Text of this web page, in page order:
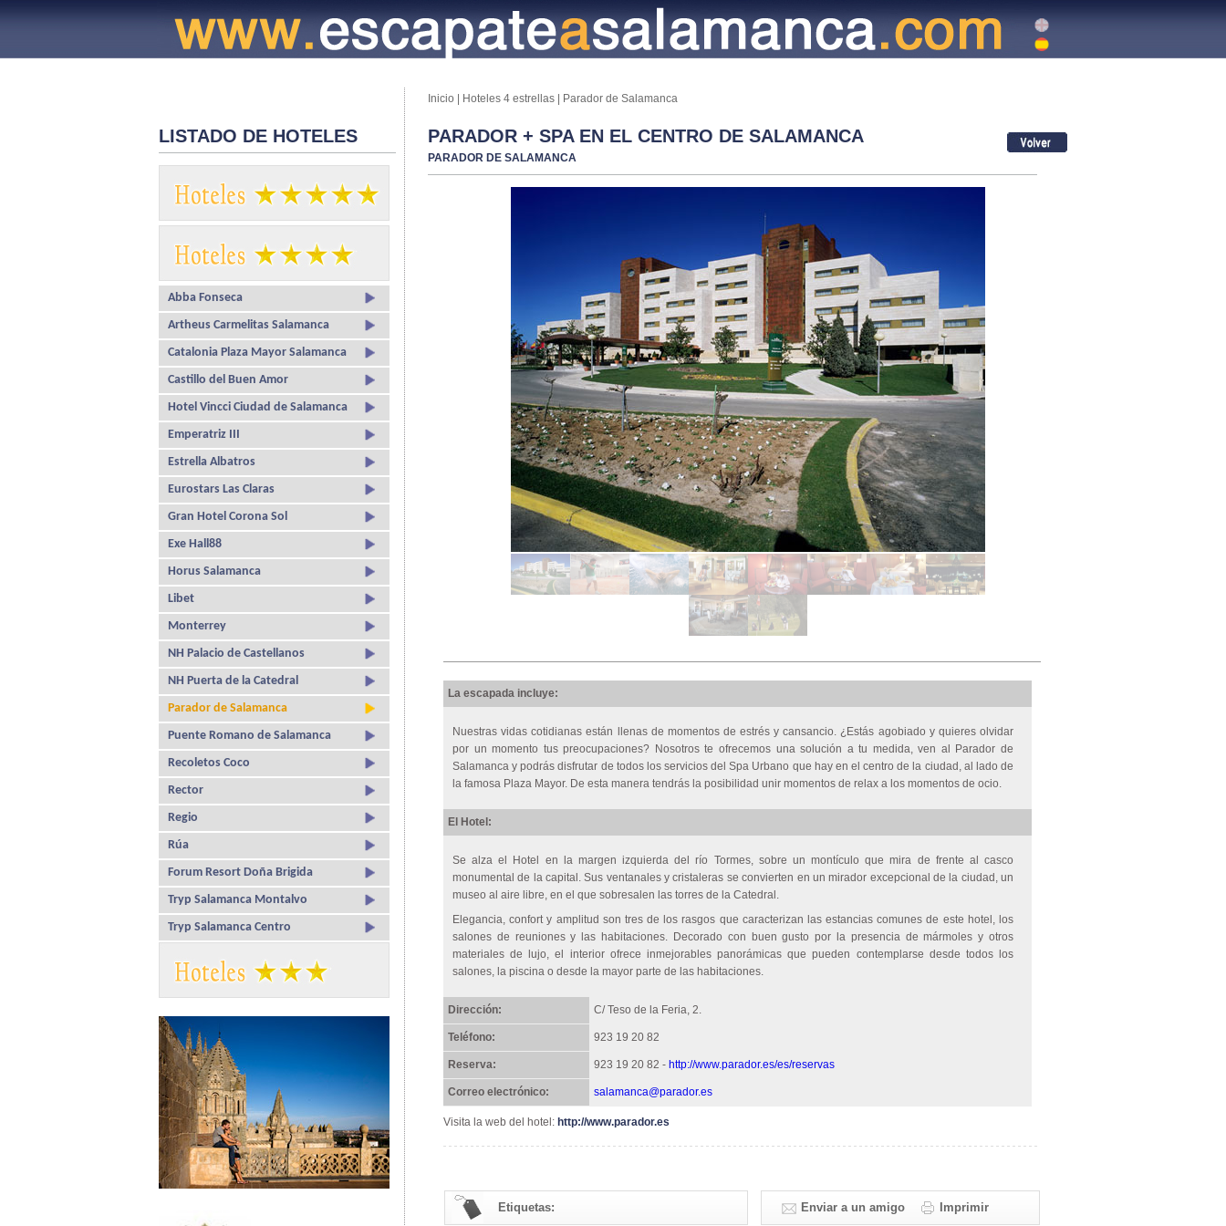
LISTADO DE HOTELES
Abba Fonseca
Artheus Carmelitas Salamanca
Catalonia Plaza Mayor Salamanca
Castillo del Buen Amor
Hotel Vincci Ciudad de Salamanca
Emperatriz III
Estrella Albatros
Eurostars Las Claras
Gran Hotel Corona Sol
Exe Hall88
Horus Salamanca
Libet
Monterrey
NH Palacio de Castellanos
NH Puerta de la Catedral
Parador de Salamanca
Puente Romano de Salamanca
Recoletos Coco
Rector
Regio
Rúa
Forum Resort Doña Brigida
Tryp Salamanca Montalvo
Tryp Salamanca Centro
Inicio Hoteles 4 estrellas Parador de Salamanca
PARADOR + SPA EN EL CENTRO DE SALAMANCA
PARADOR DE SALAMANCA
La escapada incluye:
Nuestras vidas cotidianas están llenas de momentos de estrés y cansancio. ¿Estás agobiado y quieres olvidar
por un momento tus preocupaciones? Nosotros te ofrecemos una solución a tu medida, ven al Parador de
Salamanca y podrás disfrutar de todos los servicios del Spa Urbano que hay en el centro de la ciudad, al lado de
la famosa Plaza Mayor. De esta manera tendrás la posibilidad unir momentos de relax a los momentos de ocio.
El Hotel:
Se alza el Hotel en la margen izquierda del río Tormes, sobre un montículo que mira de frente al casco
monumental de la capital. Sus ventanales y cristaleras se convierten en un mirador excepcional de la ciudad, un
museo al aire libre, en el que sobresalen las torres de la Catedral.
Elegancia, confort y amplitud son tres de los rasgos que caracterizan las estancias comunes de este hotel, los
salones de reuniones y las habitaciones. Decorado con buen gusto por la presencia de mármoles y otros
materiales de lujo, el interior ofrece inmejorables panorámicas que pueden contemplarse desde todos los
salones, la piscina o desde la mayor parte de las habitaciones.
Dirección: C/ Teso de la Feria, 2.
Teléfono: 923 19 20 82
Reserva: 923 19 20 82 - http://www.parador.es/es/reservas
Correo electrónico: salamanca@parador.es
Visita la web del hotel: http://www.parador.es
Etiquetas: Enviar a un amigo Imprimir